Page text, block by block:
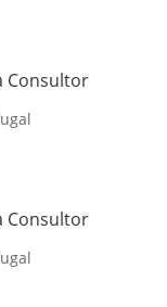
Consultor
Consultor